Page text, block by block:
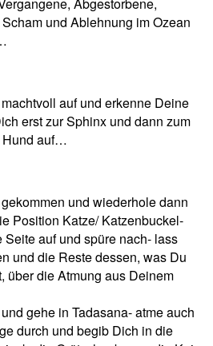
und Ablehnung im Ozean
auf und erkenne Deine
erst zur Sphinx und dann zum
Hund auf…
und wiederhole dann
Position Katze/ Katzenbuckel-
auf und spüre nach- lass
und die Reste dessen, was Du
über die Atmung aus Deinem
gehe in Tadasana- atme auch
durch und begib Dich in die